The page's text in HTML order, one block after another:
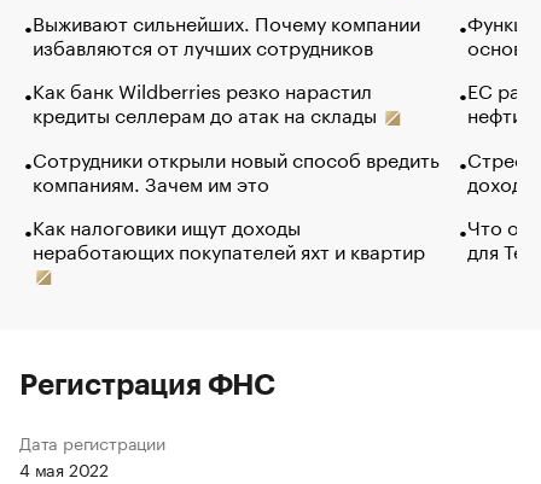
Выживают сильнейших. Почему компании
избавляются от лучших сотрудников
Как банк Wildberries резко нарастил
кредиты селлерам до атак на склады
Сотрудники открыли новый способ вредить
компаниям. Зачем им это
Как налоговики ищут доходы
неработающих покупателей яхт и квартир
основ
ЕС
нефти
Что
для
Регистрация ФНС
Дата регистрации
4 мая 2022